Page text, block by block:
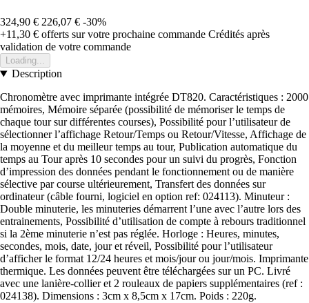
324,90 € 226,07 € -30%
+11,30 € offerts sur votre prochaine commande Crédités après
validation de votre commande
Loading...
Description
Chronomètre avec imprimante intégrée DT820. Caractéristiques : 2000
mémoires, Mémoire séparée (possibilité de mémoriser le temps de
chaque tour sur différentes courses), Possibilité pour l’utilisateur de
sélectionner l’affichage Retour/Temps ou Retour/Vitesse, Affichage de
la moyenne et du meilleur temps au tour, Publication automatique du
temps au Tour après 10 secondes pour un suivi du progrès, Fonction
d’impression des données pendant le fonctionnement ou de manière
sélective par course ultérieurement, Transfert des données sur
ordinateur (câble fourni, logiciel en option ref: 024113). Minuteur :
Double minuterie, les minuteries démarrent l’une avec l’autre lors des
entrainements, Possibilité d’utilisation de compte à rebours traditionnel
si la 2ème minuterie n’est pas réglée. Horloge : Heures, minutes,
secondes, mois, date, jour et réveil, Possibilité pour l’utilisateur
d’afficher le format 12/24 heures et mois/jour ou jour/mois. Imprimante
thermique. Les données peuvent être téléchargées sur un PC. Livré
avec une lanière-collier et 2 rouleaux de papiers supplémentaires (ref :
024138). Dimensions : 3cm x 8,5cm x 17cm. Poids : 220g.